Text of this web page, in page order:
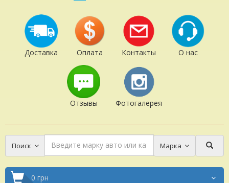
Доставка Оплата Контакты О нас
Отзывы Фотогалерея
Поиск Марка
0 грн